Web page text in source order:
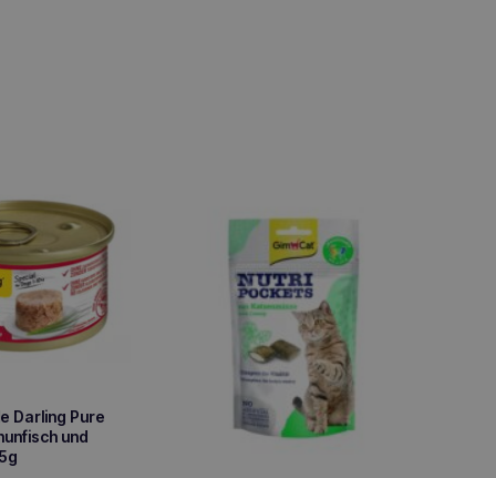
Darling Pure
und